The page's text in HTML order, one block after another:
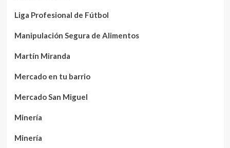
Liga Profesional de Fútbol
Manipulación Segura de Alimentos
Martín Miranda
Mercado en tu barrio
Mercado San Miguel
Minería
Minería